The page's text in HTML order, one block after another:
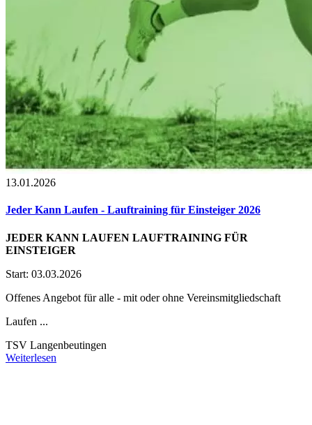
13.01.2026
Jeder Kann Laufen - Lauftraining für Einsteiger 2026
JEDER KANN LAUFEN LAUFTRAINING FÜR
EINSTEIGER
Start: 03.03.2026
Offenes Angebot für alle - mit oder ohne Vereinsmitgliedschaft
Laufen ...
TSV Langenbeutingen
Weiterlesen